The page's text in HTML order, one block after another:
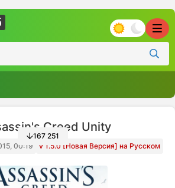
Creed Unity
00:19 v 1.5.0 [Новая Версия] на Русском
167 251